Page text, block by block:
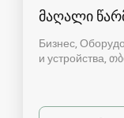
მაღალი
Бизнес,
и устройства